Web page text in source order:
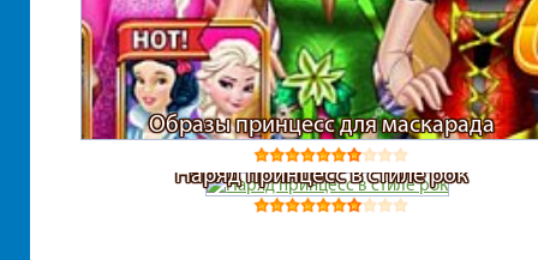
Образы принцесс для маскарада
Наряд принцесс в стиле рок